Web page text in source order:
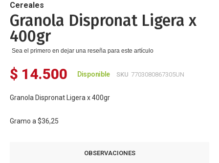
de
la
galería
de
imágenes
Cereales
Granola Dispronat Ligera x
400gr
Sea el primero en dejar una reseña para este artículo
$ 14.500 Disponible SKU 7703080867305UN
Granola Dispronat Ligera x 400gr
Gramo a $36,25
OBSERVACIONES